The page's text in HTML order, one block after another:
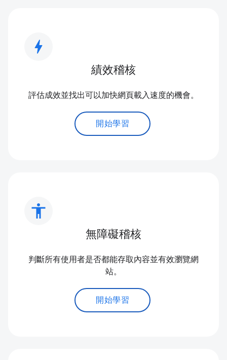
bolt
績效稽核
評估成效並找出可以加快網頁載入速度的機會。
開始學習
accessibility
無障礙稽核
判斷所有使用者是否都能存取內容並有效瀏覽網
站。
開始學習